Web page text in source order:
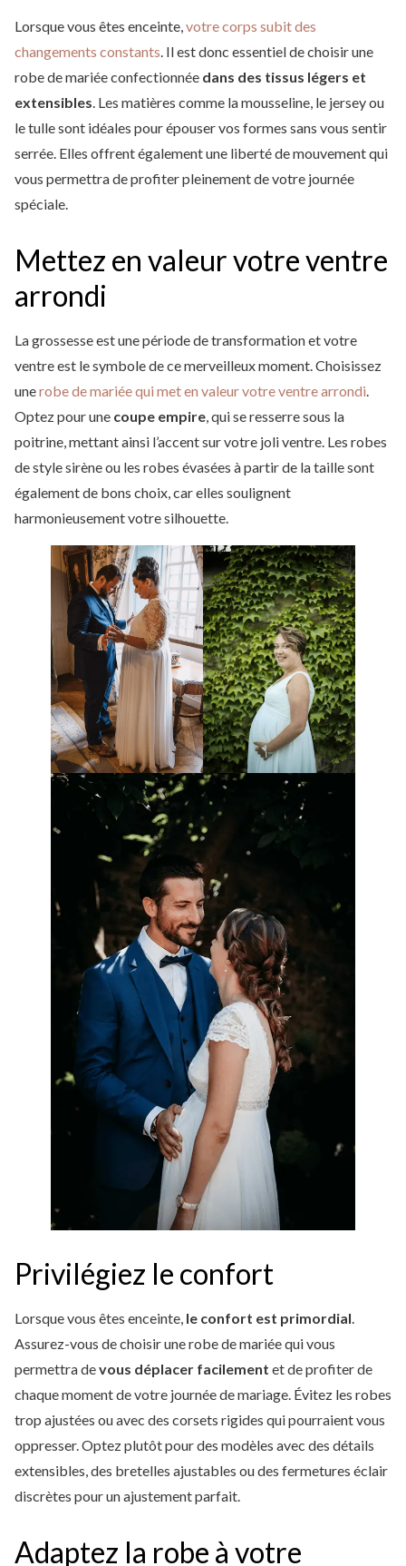
Lorsque vous êtes enceinte, votre corps subit des
changements constants . Il est donc essentiel de choisir une
robe de mariée confectionnée dans des tissus légers et
extensibles . Les matières comme la mousseline, le jersey ou
le tulle sont idéales pour épouser vos formes sans vous sentir
serrée. Elles offrent également une liberté de mouvement qui
vous permettra de profiter pleinement de votre journée
spéciale.
Mettez en valeur votre ventre
arrondi
La grossesse est une période de transformation et votre
ventre est le symbole de ce merveilleux moment. Choisissez
unerobe de mariée qui met en valeur votre ventre arrondi
Optez pour une coupe empire , qui se resserre sous la
poitrine, mettant ainsi l’accent sur votre joli ventre. Les robes
de style sirène ou les robes évasées à partir de la taille sont
également de bons choix, car elles soulignent
harmonieusement votre silhouette.
Privilégiez le confort
Lorsque vous êtes enceinte, le confort est primordial.
Assurez-vous de choisir une robe de mariée qui vous
permettra devous déplacer facilement et de profiter de
chaque moment de votre journée de mariage. Évitez les robes
trop ajustées ou avec des corsets rigides qui pourraient vous
oppresser. Optez plutôt pour des modèles avec des détails
extensibles, des bretelles ajustables ou des fermetures éclair
discrètes pour un ajustement parfait.
Adaptez la robe à votre